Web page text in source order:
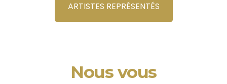
ARTISTES REPRÉSENTÉS
Nous vous